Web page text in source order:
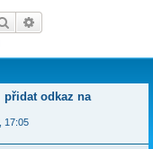
Hledat
přidat odkaz na
17:05